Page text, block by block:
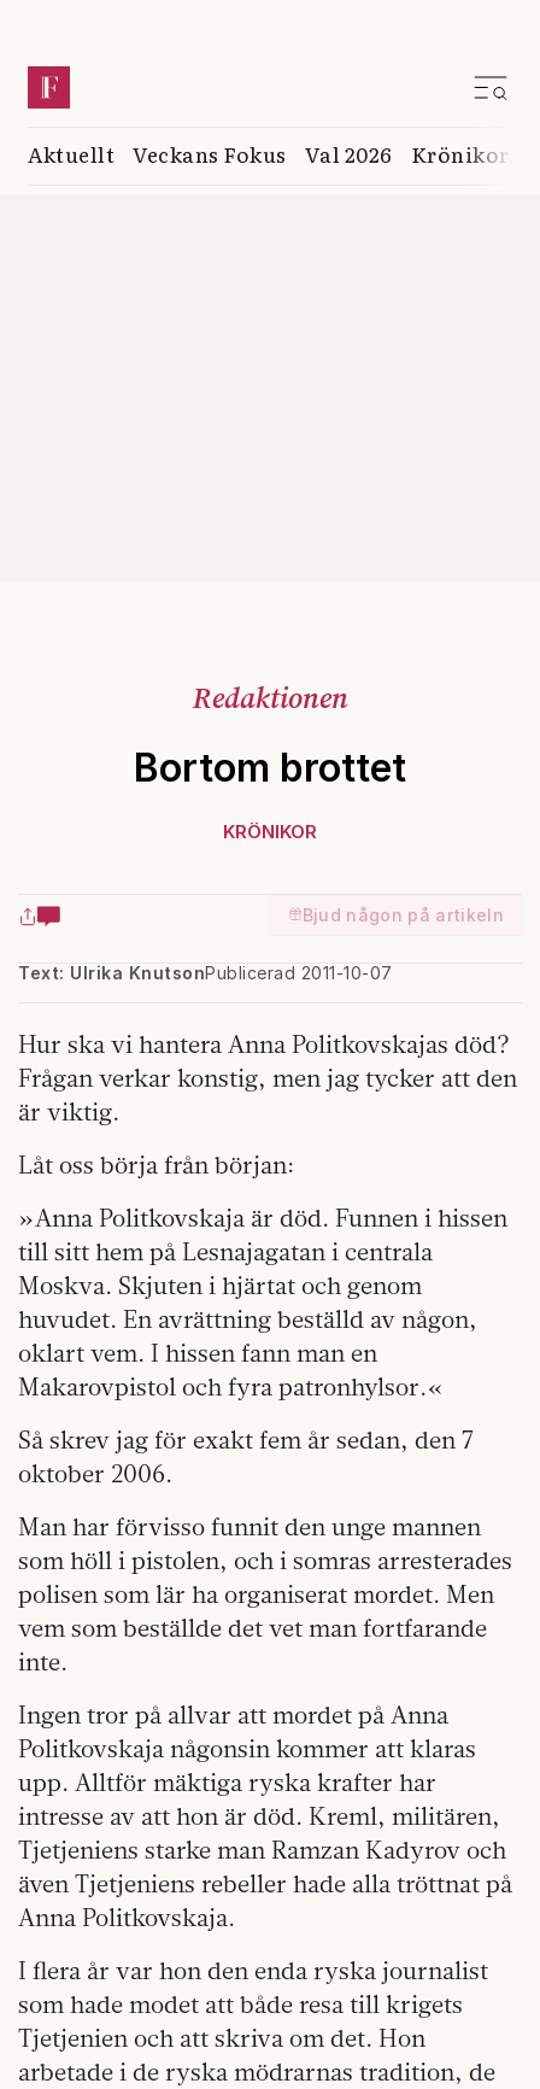
Aktuellt Veckans Fokus Val 2026 Krönikor
Redaktionen
Bortom brottet
KRÖNIKOR
Bjud någon på artikeln
Text: Ulrika KnutsonPublicerad 2011-10-07
Hur ska vi hantera Anna Politkovskajas död?
Frågan verkar konstig, men jag tycker att den
är viktig.
Låt oss börja från början:
»Anna Politkovskaja är död. Funnen i hissen
till sitt hem på Lesnajagatan i centrala
Moskva. Skjuten i hjärtat och genom
huvudet. En avrättning beställd av någon,
oklart vem. I hissen fann man en
Makarovpistol och fyra patronhylsor.«
Så skrev jag för exakt fem år sedan, den 7
oktober 2006.
Man har förvisso funnit den unge mannen
som höll i pistolen, och i somras arresterades
polisen som lär ha organiserat mordet. Men
vem som beställde det vet man fortfarande
inte.
Ingen tror på allvar att mordet på Anna
Politkovskaja någonsin kommer att klaras
upp. Alltför mäktiga ryska krafter har
intresse av att hon är död. Kreml, militären,
Tjetjeniens starke man Ramzan Kadyrov och
även Tjetjeniens rebeller hade alla tröttnat på
Anna Politkovskaja.
I flera år var hon den enda ryska journalist
som hade modet att både resa till krigets
Tjetjenien och att skriva om det. Hon
arbetade i de ryska mödrarnas tradition, de